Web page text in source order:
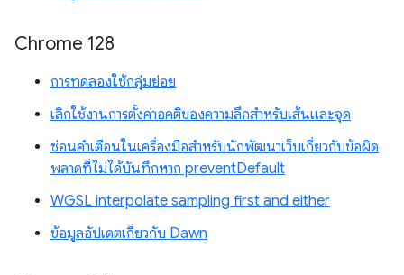
Chrome 128
การทดลองใช้กลุ่มย่อย
เลิกใช้งานการตั้งค่าอคติของความลึกสำหรับเส้นและจุด
ซ่อนคำเตือนในเครื่องมือสำหรับนักพัฒนาเว็บเกี่ยวกับข้อผิด
พลาดที่ไม่ได้บันทึกหาก preventDefault
WGSL interpolate sampling first and either
ข้อมูลอัปเดตเกี่ยวกับ Dawn